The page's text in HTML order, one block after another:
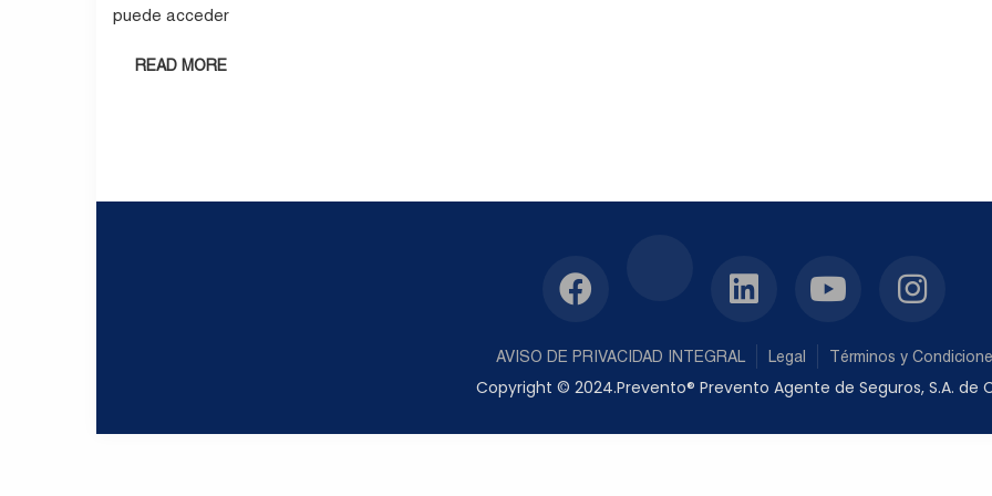
puede acceder
READ MORE
AVISO DE PRIVACIDAD INTEGRAL Legal Términos y
Copyright © 2024.Prevento® Prevento Agente de Seguros, S.A. de